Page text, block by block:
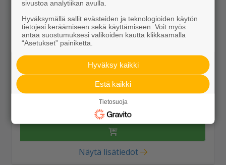
Aitakivi kansipari 560x200x100 punamusta
7,99 €/kpl
Näytä lisätiedot
sivustoa analytiikan avulla.
Hyväksymällä sallit evästeiden ja teknologioiden käytön
tietojesi keräämiseen sekä käyttämiseen. Voit myös
antaa suostumuksesi valikoiden kautta klikkaamalla
“Asetukset” painiketta.
Hyväksy kaikki
Estä kaikki
Tietosuoja